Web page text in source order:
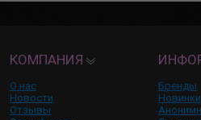
КОМПАНИЯ
О нас
Новости
Отзывы
Бренды
Новинки